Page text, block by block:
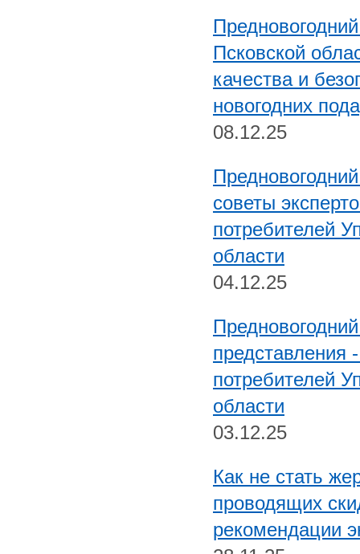
Псковской
качества и
новогодних
08.12.25
советы
потребителей
области
04.12.25
представления
потребителей
области
03.12.25
Как не стать
проводящих
рекомендации